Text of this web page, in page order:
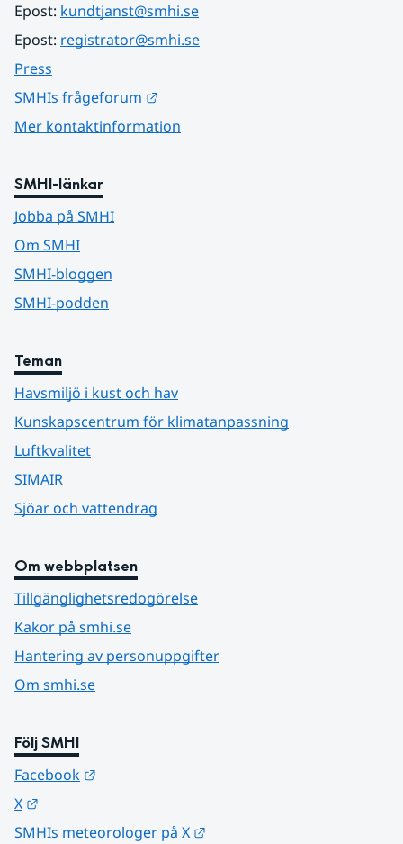
Epost: kundtjanst@smhi.se
Epost: registrator@smhi.se
Press
SMHIs frågeforum
Mer kontaktinformation
SMHI-länkar
Jobba på SMHI
Om SMHI
SMHI-bloggen
SMHI-podden
Teman
Havsmiljö i kust och hav
Kunskapscentrum för klimatanpassning
Luftkvalitet
SIMAIR
Sjöar och vattendrag
Om webbplatsen
Tillgänglighetsredogörelse
Kakor på smhi.se
Hantering av personuppgifter
Om smhi.se
Följ SMHI
Facebook
X
SMHIs meteorologer på X